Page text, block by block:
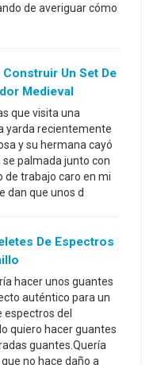
de averiguar cómo
Un Set De
Medieval
que visita una
yarda recientemente
y su hermana cayó
palmada junto con
de trabajo caro en mi
dan que unos d
De Espectros
hacer unos guantes
auténtico para un
espectros del
quiero hacer guantes
guantes.Quería
no hace daño a